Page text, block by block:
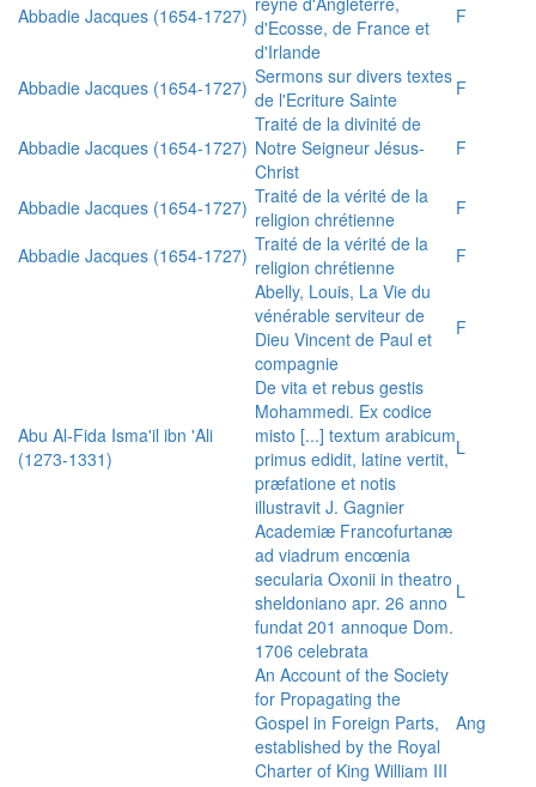
Abbadie Jacques (1654-1727) d'Ecosse, de France et
d'Irlande
F
Abbadie Jacques (1654-1727) Sermons sur divers textes
de l'Ecriture Sainte
F
Abbadie Jacques (1654-1727)
Traité de la divinité de
Notre Seigneur Jésus-
Christ
F
Abbadie Jacques (1654-1727) Traité de la vérité de la
religion chrétienne
F
Abbadie Jacques (1654-1727) Traité de la vérité de la
religion chrétienne
F
Abelly, Louis, La Vie du
vénérable serviteur de
Dieu Vincent de Paul et
compagnie
F
Abu Al-Fida Isma'il ibn 'Ali
(1273-1331)
De vita et rebus gestis
Mohammedi. Ex codice
misto [...] textum arabicum
primus edidit, latine vertit,
præfatione et notis
illustravit J. Gagnier
L
Academiæ Francofurtanæ
ad viadrum encœnia
secularia Oxonii in theatro
sheldoniano apr. 26 anno
fundat 201 annoque Dom.
1706 celebrata
L
An Account of the Society
for Propagating the
Gospel in Foreign Parts,
established by the Royal
Charter of King William III
Ang